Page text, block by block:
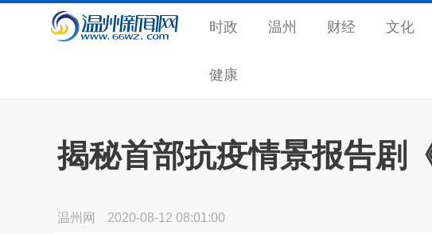
时政 温州 财经 文化
健康
揭秘首部抗疫情景报告剧
温州网 2020-08-12 08:01:00